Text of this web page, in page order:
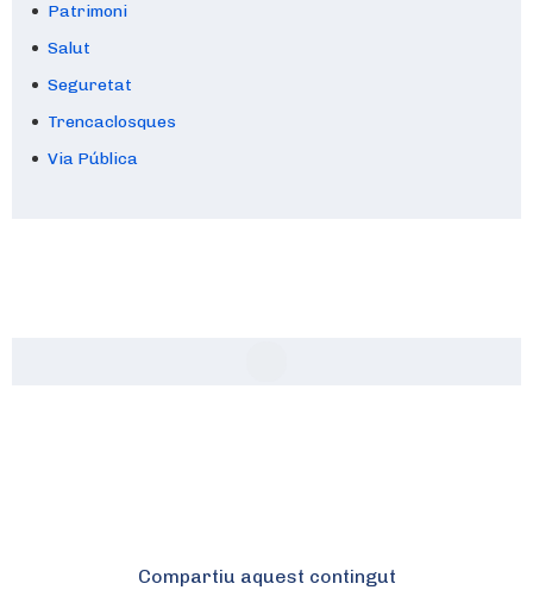
Patrimoni
Salut
Seguretat
Trencaclosques
Via Pública
Compartiu aquest contingut